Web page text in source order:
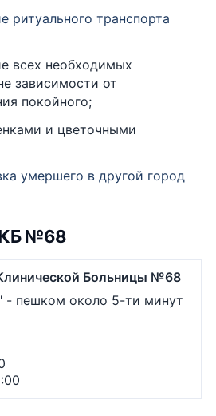
ритуального транспорта
всех необходимых
зависимости от
покойного;
и цветочными
умершего в другой город
№68
Больницы №68
- пешком около 5-ти минут